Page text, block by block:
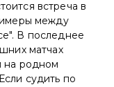
встреча в
между
В последнее
матчах
на родном
судить по